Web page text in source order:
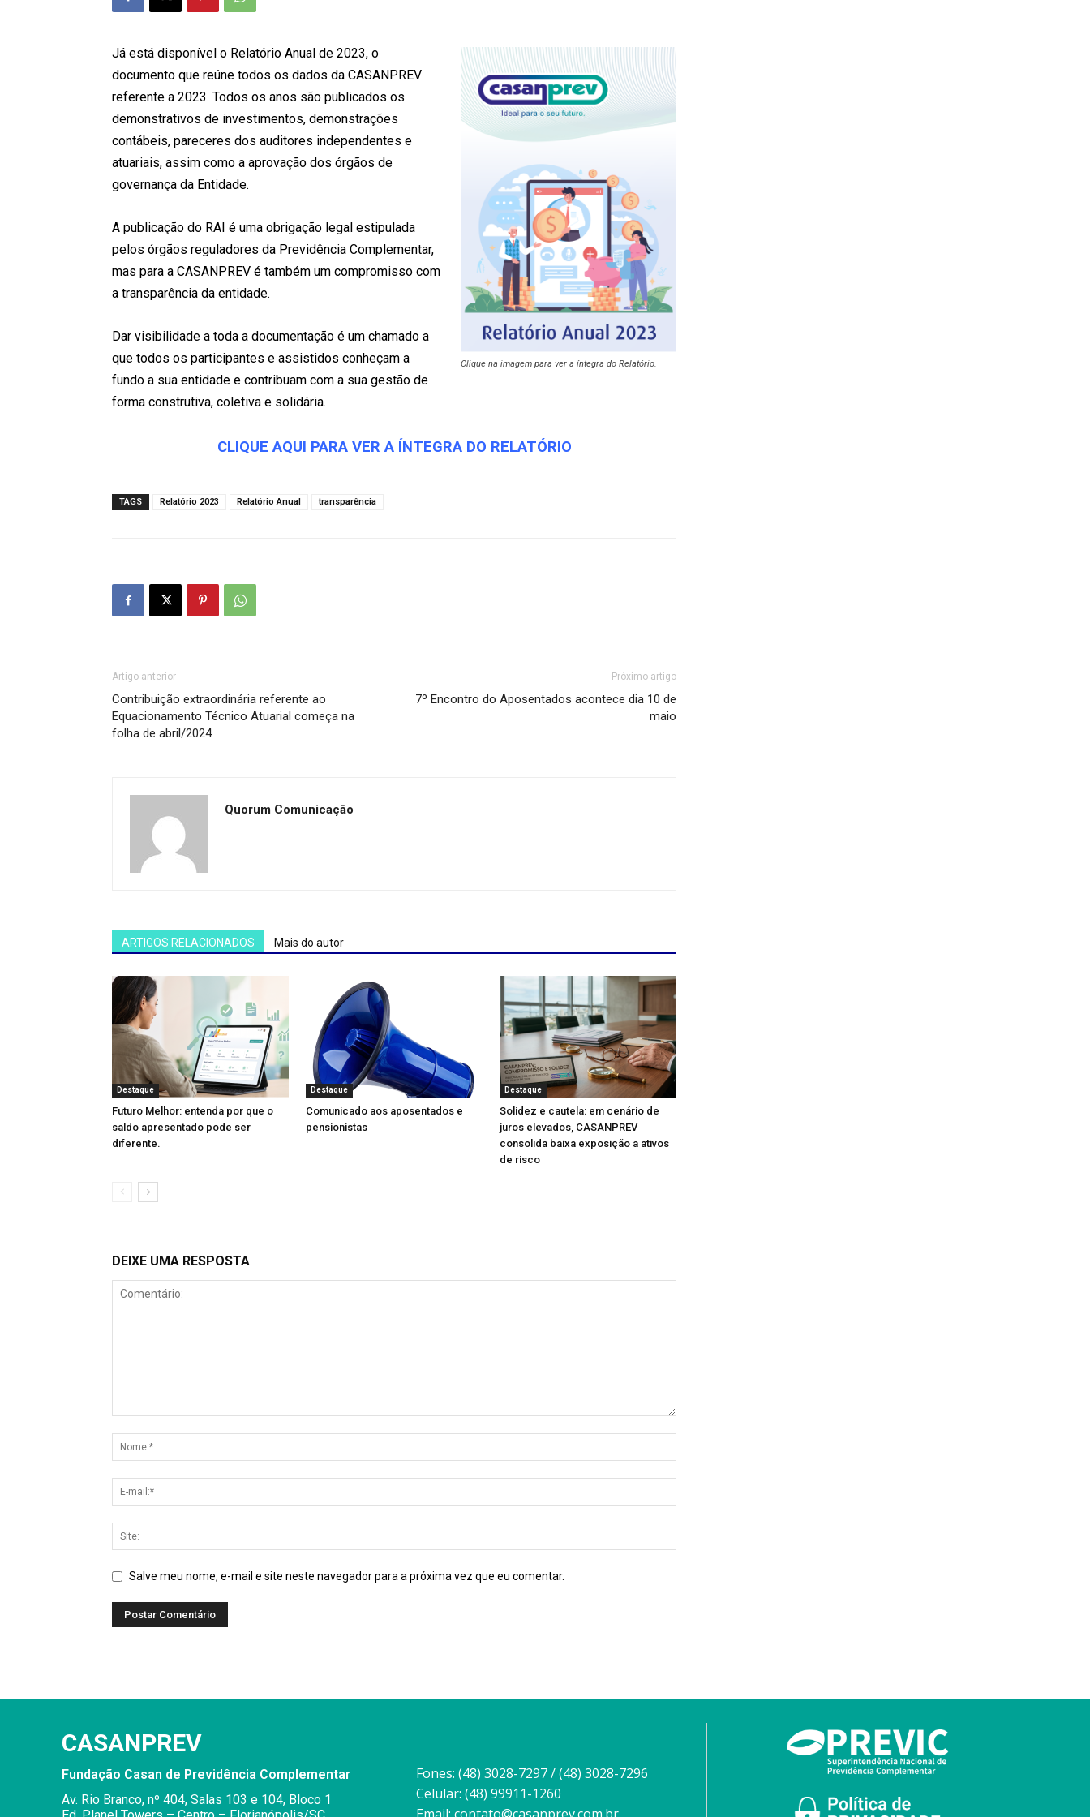
Clique na imagem para ver a íntegra do Relatório.
Já está disponível o Relatório Anual de 2023, o
documento que reúne todos os dados da CASANPREV
referente a 2023. Todos os anos são publicados os
demonstrativos de investimentos, demonstrações
contábeis, pareceres dos auditores independentes e
atuariais, assim como a aprovação dos órgãos de
governança da Entidade.
A publicação do RAI é uma obrigação legal estipulada
pelos órgãos reguladores da Previdência Complementar,
mas para a CASANPREV é também um compromisso com
a transparência da entidade.
Dar visibilidade a toda a documentação é um chamado a
que todos os participantes e assistidos conheçam a
fundo a sua entidade e contribuam com a sua gestão de
forma construtiva, coletiva e solidária.
CLIQUE AQUI PARA VER A ÍNTEGRA DO RELATÓRIO
TAGS Relatório 2023 Relatório Anual transparência
Artigo anterior
Contribuição extraordinária referente ao
Equacionamento Técnico Atuarial começa na
folha de abril/2024
Próximo artigo
7º Encontro do Aposentados acontece dia 10 de
maio
Quorum Comunicação
ARTIGOS RELACIONADOS Mais do autor
Destaque
Futuro Melhor: entenda por que o
saldo apresentado pode ser
diferente.
Destaque
Comunicado aos aposentados e
pensionistas
Destaque
Solidez e cautela: em cenário de
juros elevados, CASANPREV
consolida baixa exposição a ativos
de risco
DEIXE UMA RESPOSTA
Salve meu nome, e-mail e site neste navegador para a próxima vez que eu comentar.
CASANPREV
Fundação Casan de Previdência Complementar
Av. Rio Branco, nº 404, Salas 103 e 104, Bloco 1
Fones: (48) 3028-7297 / (48) 3028-7296
Celular: (48) 99911-1260